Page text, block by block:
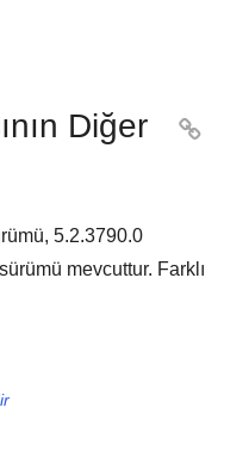
Diğer

5.2.3790.0
mevcuttur. Farklı